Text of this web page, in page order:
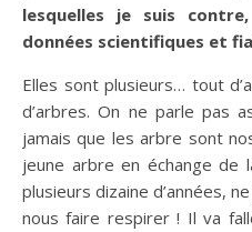
lesquelles je suis
données scientifiques et
Elles sont plusieurs… tout
d’arbres. On ne parle pas
jamais que les arbre sont
jeune arbre en échange de
plusieurs dizaine d’années,
nous faire respirer ! Il va